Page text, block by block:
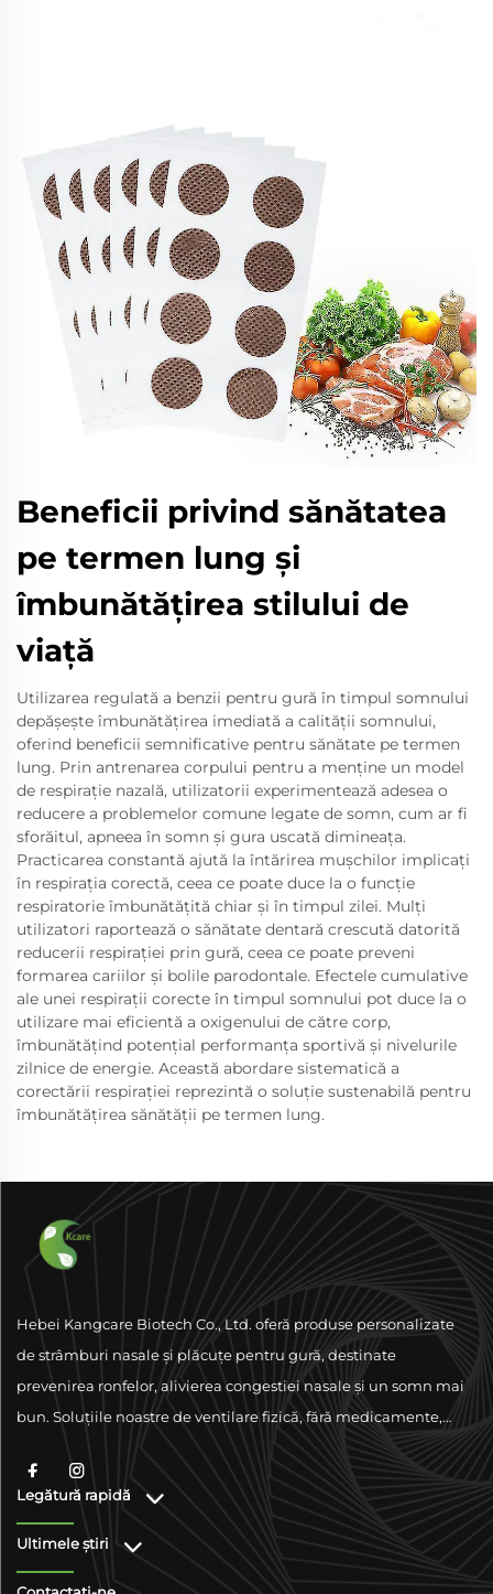
Beneficii privind sănătatea
pe termen lung și
îmbunătățirea stilului de
viață
Utilizarea regulată a benzii pentru gură în timpul somnului
depășește îmbunătățirea imediată a calității somnului,
oferind beneficii semnificative pentru sănătate pe termen
lung. Prin antrenarea corpului pentru a menține un model
de respirație nazală, utilizatorii experimentează adesea o
reducere a problemelor comune legate de somn, cum ar fi
sforăitul, apneea în somn și gura uscată dimineața.
Practicarea constantă ajută la întărirea mușchilor implicați
în respirația corectă, ceea ce poate duce la o funcție
respiratorie îmbunătățită chiar și în timpul zilei. Mulți
utilizatori raportează o sănătate dentară crescută datorită
reducerii respirației prin gură, ceea ce poate preveni
formarea cariilor și bolile parodontale. Efectele cumulative
ale unei respirații corecte în timpul somnului pot duce la o
utilizare mai eficientă a oxigenului de către corp,
îmbunătățind potențial performanța sportivă și nivelurile
zilnice de energie. Această abordare sistematică a
corectării respirației reprezintă o soluție sustenabilă pentru
îmbunătățirea sănătății pe termen lung.
Hebei Kangcare Biotech Co., Ltd. oferă produse personalizate
de strâmburi nasale și plăcuțe pentru gură, destinate
prevenirea ronfelor, alivierea congestiei nasale și un somn mai
bun. Soluțiile noastre de ventilare fizică, fără medicamente,
materiale de calitate superioară și sprijinându-se pe
conformitate la nivel global.
Legătură rapidă
Ultimele știri